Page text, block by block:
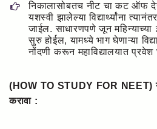
निकालासोबतच नीट चा कट ऑफ
यशस्वी झालेल्या विद्यार्थ्यांना
जाईल. साधारणपणे जून
सुरु होईल, यामध्ये भाग घेणाऱ्या
नोंदणी करून महाविद्यालयात प्रवेश
(HOW TO STUDY FOR NEET)
करावा :